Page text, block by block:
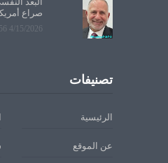
صراع
4/15/2026 4:32:56 PM
تصنيفات
الرئيسية
عن الموقع